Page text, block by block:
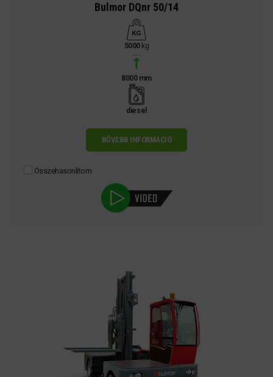
Bulmor DQnr 50/14
5000kg
8000 mm
diesel
BŐVEBB INFORMÁCIÓ
Összehasonlítom